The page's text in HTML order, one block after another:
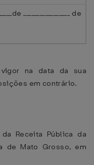
_________________ de
na data da sua
em contrário.
Receita Pública da
de Mato Grosso, em